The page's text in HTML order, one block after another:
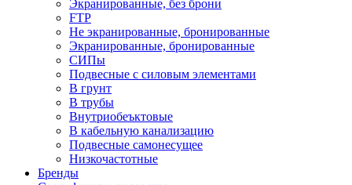
Экранированные, без брони
FTP
Не экранированные, бронированные
Экранированные, бронированные
СИПы
Подвесные с силовым элементами
В грунт
В трубы
Внутриобеъктовые
В кабельную канализацию
Подвесные самонесущее
Низкочастотные
Бренды